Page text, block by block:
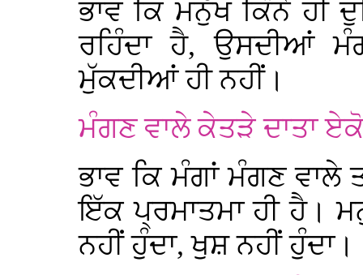
ਭਾਵ ਕਿ ਮਨੁੱਖ ਕਿੰਨੇ ਹੀ
ਰਹਿੰਦਾ ਹੈ, ਉਸਦੀਆਂ
ਮੁੱਕਦੀਆਂ ਹੀ ਨਹੀਂ।
ਮੰਗਣ ਵਾਲੇ ਕੇਤੜੇ ਦਾਤਾ
ਭਾਵ ਕਿ ਮੰਗਾਂ ਮੰਗਣ ਵਾਲੇ
ਇੱਕ ਪ੍ਰਮਾਤਮਾ ਹੀ ਹੈ।
ਨਹੀਂ ਹੁੰਦਾ, ਖੁਸ਼ ਨਹੀਂ ਹੁੰਦਾ।